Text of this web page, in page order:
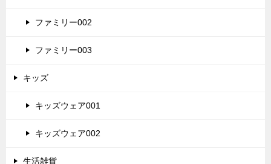
ファミリー002
ファミリー003
キッズ
キッズウェア001
キッズウェア002
生活雑貨